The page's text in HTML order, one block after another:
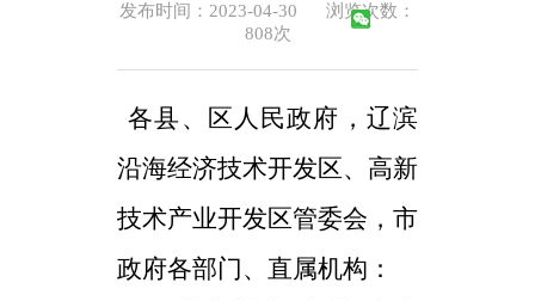
发布时间：2023-04-30
浏览次数：
808次
各县、区人民政府，辽滨
沿海经济技术开发区、高新
技术产业开发区管委会，市
政府各部门、直属机构：